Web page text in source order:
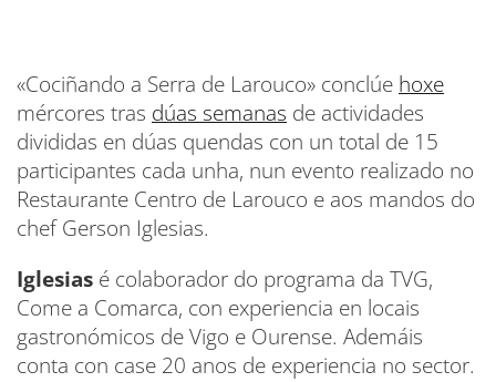
«Cociñando a Serra de Larouco» conclúe hoxe
mércores tras dúas semanas de actividades
divididas en dúas quendas con un total de 15
participantes cada unha, nun evento realizado no
Restaurante Centro de Larouco e aos mandos do
chef Gerson Iglesias.
Iglesias é colaborador do programa da TVG,
Come a Comarca, con experiencia en locais
gastronómicos de Vigo e Ourense. Ademáis
conta con case 20 anos de experiencia no sector.